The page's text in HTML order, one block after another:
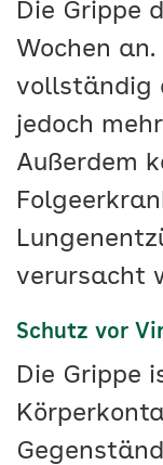
Die Grippe
Wochen
vollständig
jedoch
Außerdem
verursacht
Schutz vor
Die Grippe